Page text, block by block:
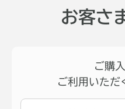
お客さ
ご購
ご利用いただ